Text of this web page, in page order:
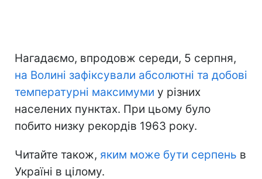
Нагадаємо, впродовж середи, 5 серпня,
на Волині зафіксували абсолютні та добові
температурні максимуми у різних
населених пунктах. При цьому було
побито низку рекордів 1963 року.
Читайте також, яким може бути серпень в
Україні в цілому.